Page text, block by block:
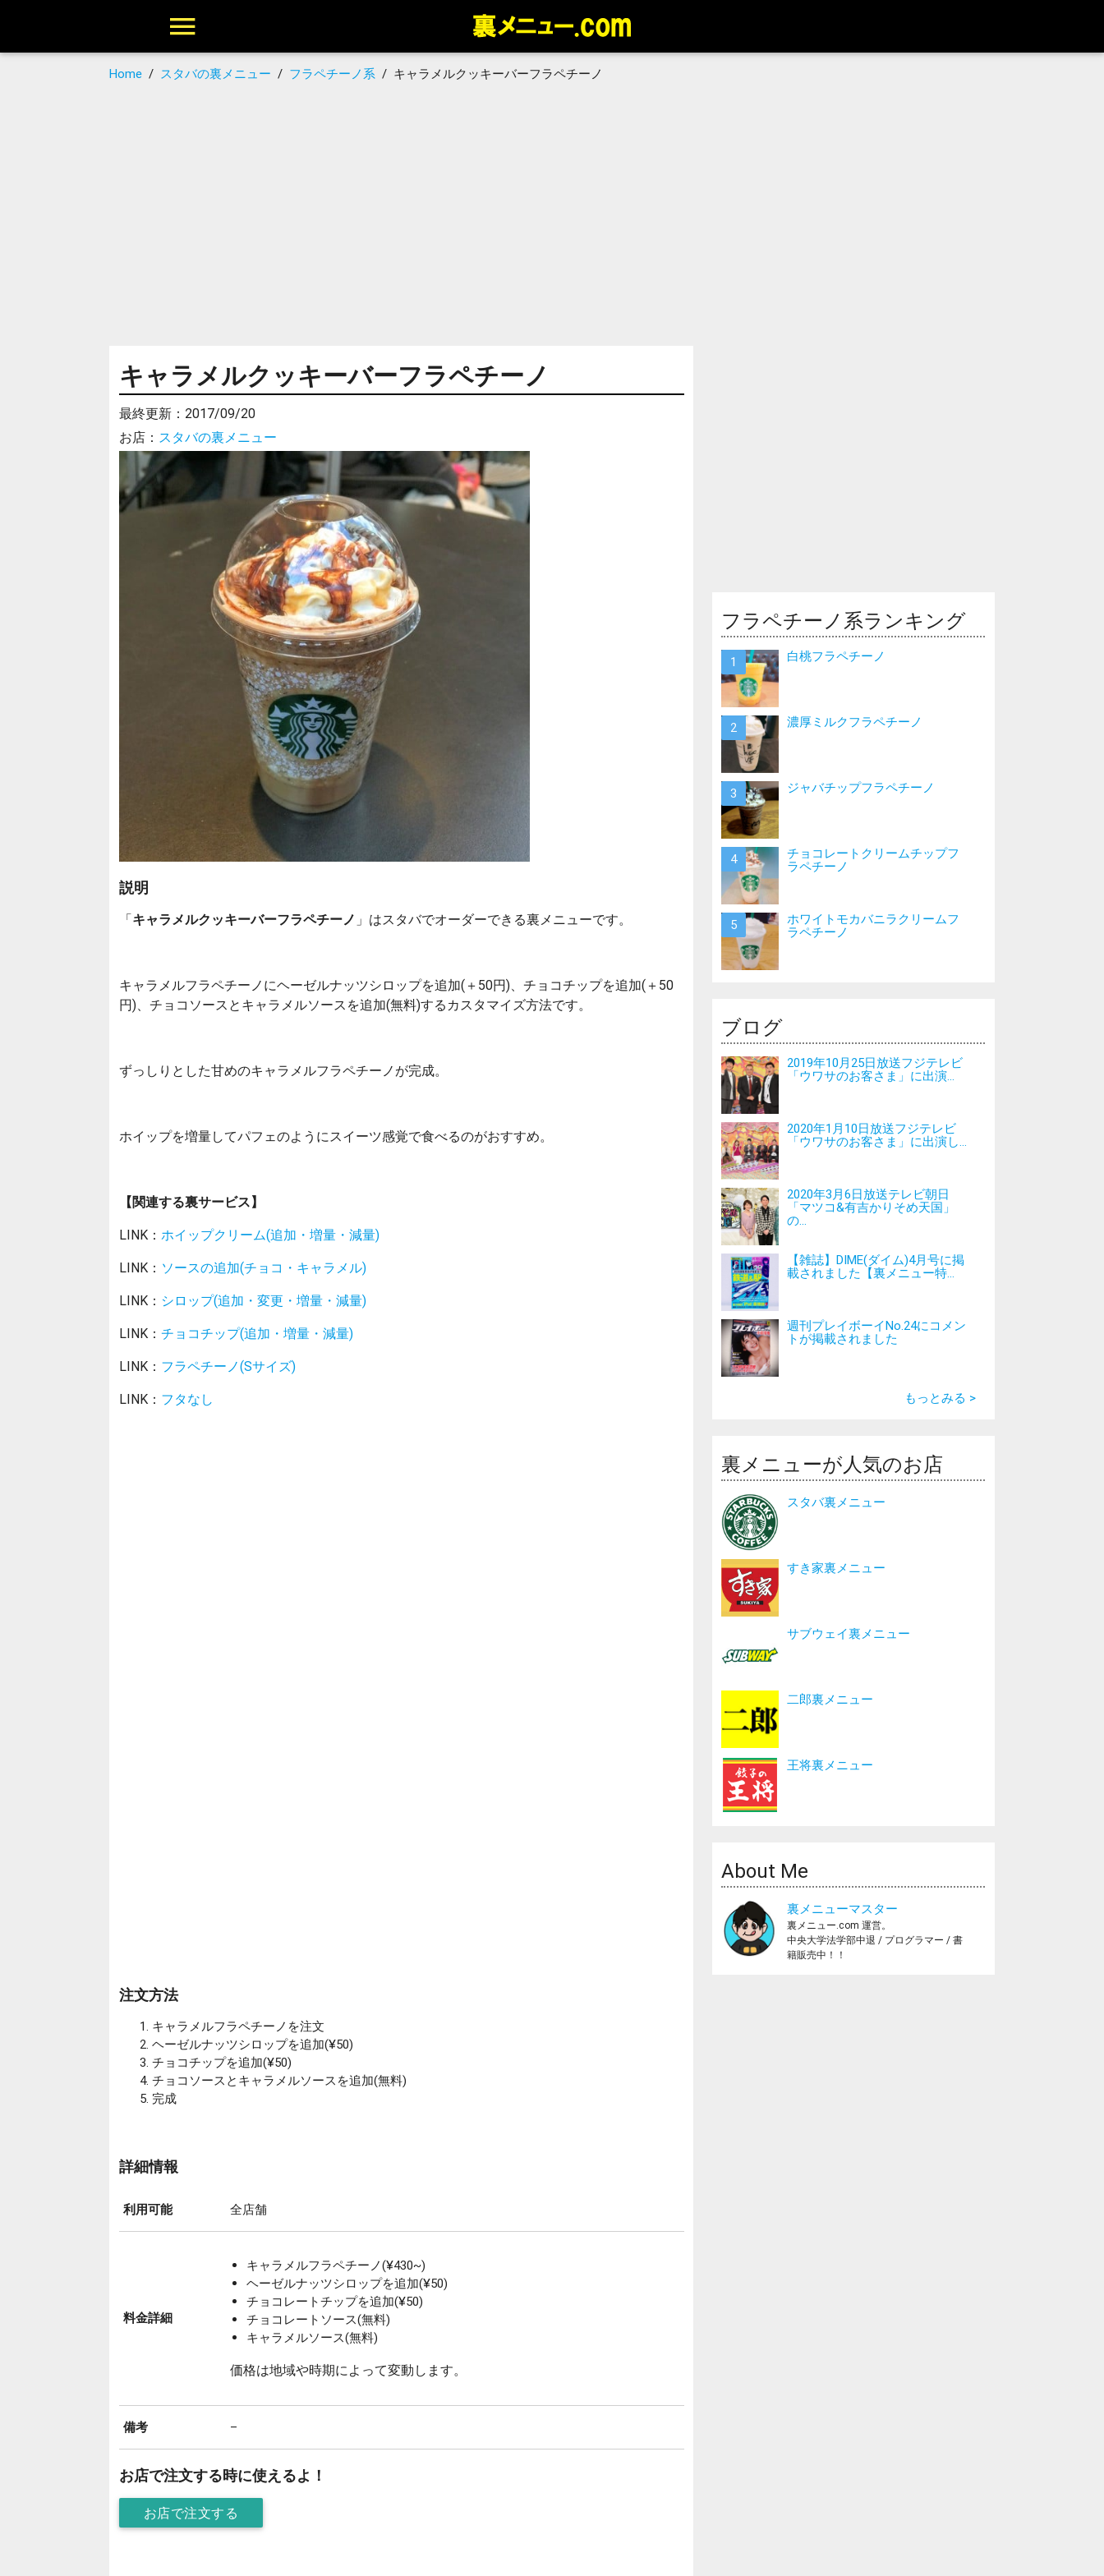
Home / スタバの裏メニュー / フラペチーノ系 / キャラメルクッキーバーフラペチーノ
キャラメルクッキーバーフラペチーノ
最終更新： 2017/09/20
お店： スタバの裏メニュー
説明
「キャラメルクッキーバーフラペチーノ 」はスタバでオーダーできる裏メニューです。
キャラメルフラペチーノにヘーゼルナッツシロップを追加(＋50円)、チョコチップを追加(＋50
円)、チョコソースとキャラメルソースを追加(無料)するカスタマイズ方法です。
ずっしりとした甘めのキャラメルフラペチーノが完成。
ホイップを増量してパフェのようにスイーツ感覚で食べるのがおすすめ。
【関連する裏サービス】
LINK： ホイップクリーム(追加・増量・減量)
LINK： ソースの追加(チョコ・キャラメル)
LINK： シロップ(追加・変更・増量・減量)
LINK： チョコチップ(追加・増量・減量)
LINK： フラペチーノ(Sサイズ)
LINK： フタなし
注文方法
キャラメルフラペチーノを注文
ヘーゼルナッツシロップを追加(¥50)
チョコチップを追加(¥50)
チョコソースとキャラメルソースを追加(無料)
完成
詳細情報
利用可能 全店舗
料金詳細
キャラメルフラペチーノ(¥430~)
ヘーゼルナッツシロップを追加(¥50)
チョコレートチップを追加(¥50)
チョコレートソース(無料)
キャラメルソース(無料)
価格は地域や時期によって変動します。
備考 –
お店で注文する時に使えるよ！
お店で注文する
フラペチーノ系ランキング
白桃フラペチーノ
濃厚ミルクフラペチーノ
ジャバチップフラペチーノ
チョコレートクリームチップフ
ラペチーノ
ホワイトモカバニラクリームフ
ラペチーノ
ブログ
2019年10月25日放送フジテレビ
「ウワサのお客さま」に出演...
2020年1月10日放送フジテレビ
「ウワサのお客さま」に出演し...
2020年3月6日放送テレビ朝日
「マツコ&有吉かりそめ天国」
の...
【雑誌】DIME(ダイム)4月号に掲
載されました【裏メニュー特...
週刊プレイボーイNo.24にコメン
トが掲載されました
もっとみる >
裏メニューが人気のお店
スタバ裏メニュー
すき家裏メニュー
サブウェイ裏メニュー
二郎裏メニュー
王将裏メニュー
About Me
裏メニューマスター
裏メニュー.com 運営。
中央大学法学部中退 / プログラマー / 書
籍販売中！！